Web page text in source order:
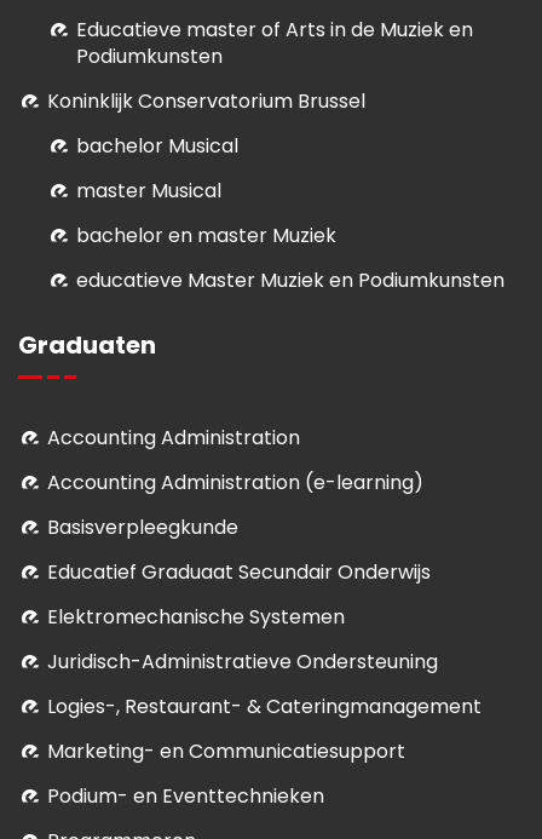
Educatieve master of Arts in de Muziek en
Podiumkunsten
Koninklijk Conservatorium Brussel
bachelor Musical
master Musical
bachelor en master Muziek
educatieve Master Muziek en Podiumkunsten
Graduaten
Accounting Administration
Accounting Administration (e-learning)
Basisverpleegkunde
Educatief Graduaat Secundair Onderwijs
Elektromechanische Systemen
Juridisch-Administratieve Ondersteuning
Logies-, Restaurant- & Cateringmanagement
Marketing- en Communicatiesupport
Podium- en Eventtechnieken